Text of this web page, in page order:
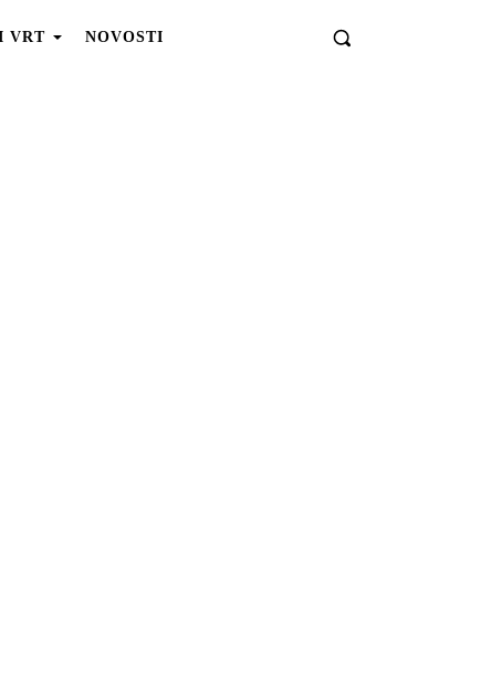
VRT NOVOSTI